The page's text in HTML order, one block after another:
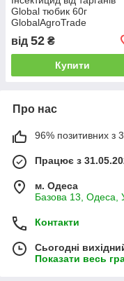
Global тюбик 60г
GlobalAgroTrade
від 52 ₴
Купити
Про нас
96% позитивних з
Працює з
м. Одеса
Базова 13, Одеса,
Контакти
Сьогодні
Показати весь